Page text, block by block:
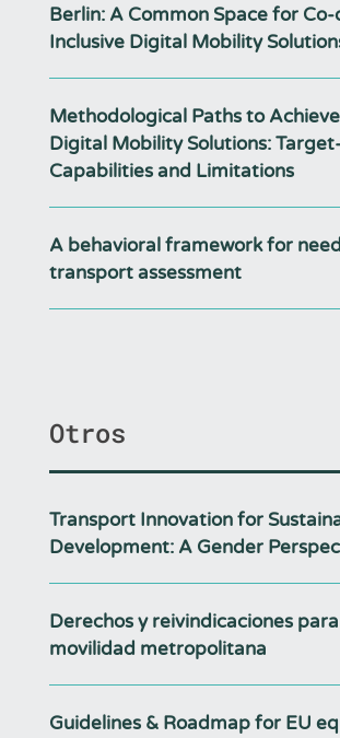
Berlin: A Common Space for
Inclusive Digital Mobility
Methodological Paths to
Digital Mobility Solutions:
Capabilities and Limitations
A behavioral framework for
transport assessment
Otros
Transport Innovation for
Development: A Gender
Derechos y reivindicaciones
movilidad metropolitana
Guidelines & Roadmap for EU